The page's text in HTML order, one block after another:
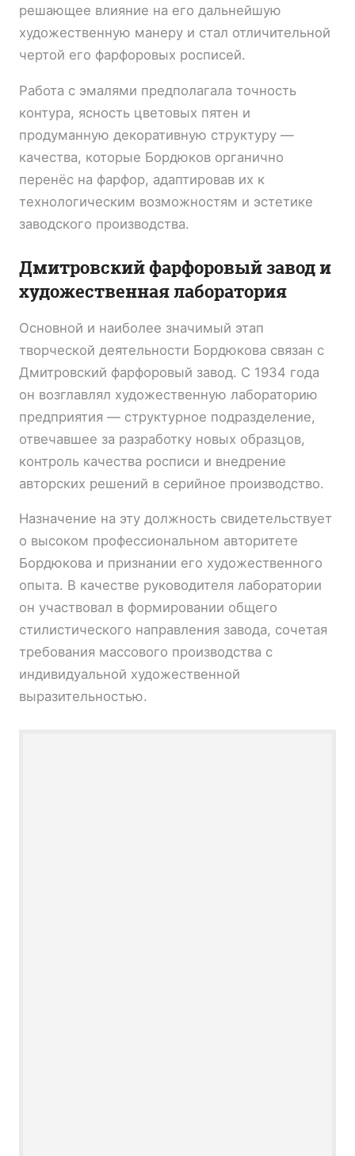
решающее влияние на его дальнейшую
художественную манеру и стал отличительной
чертой его фарфоровых росписей.
Работа с эмалями предполагала точность
контура, ясность цветовых пятен и
продуманную декоративную структуру —
качества, которые Бордюков органично
перенёс на фарфор, адаптировав их к
технологическим возможностям и эстетике
заводского производства.
Дмитровский фарфоровый завод и
художественная лаборатория
Основной и наиболее значимый этап
творческой деятельности Бордюкова связан с
Дмитровский фарфоровый завод. С 1934 года
он возглавлял художественную лабораторию
предприятия — структурное подразделение,
отвечавшее за разработку новых образцов,
контроль качества росписи и внедрение
авторских решений в серийное производство.
Назначение на эту должность свидетельствует
о высоком профессиональном авторитете
Бордюкова и признании его художественного
опыта. В качестве руководителя лаборатории
он участвовал в формировании общего
стилистического направления завода, сочетая
требования массового производства с
индивидуальной художественной
выразительностью.